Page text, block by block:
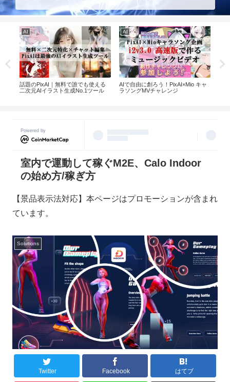
AI
話題のPixAI｜無料で誰でも使える
二次元AIイラスト生成No.1ツール
AI
AIで自由に創ろう！PixAI×Mio キャ
ラソングMVチャレンジ
Powered by
室内で運動して稼ぐM2E、Calo Indoor
の始め方/稼ぎ方
【景品表示法対応】本ページはプロモーションが含まれ
ています。
Solutions
Twitter Facebook はてブ